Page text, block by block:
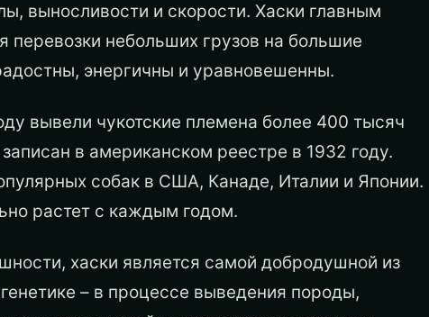
выносливости и скорости. Хаски главным
перевозки небольших грузов на большие
энергичны и уравновешенны.
вывели чукотские племена более 400 тысяч
в американском реестре в 1932 году.
собак в США, Канаде, Италии и Японии.
растет с каждым годом.
хаски является самой добродушной из
– в процессе выведения породы,